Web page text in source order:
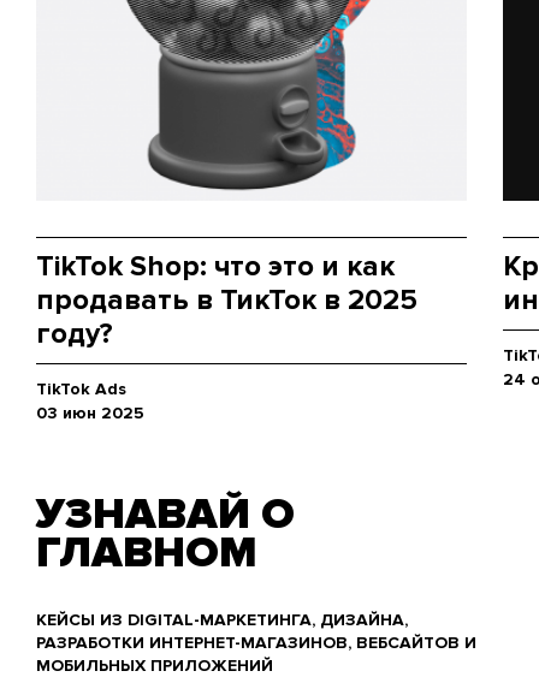
TikTok Shop: что это и как
продавать в ТикТок в 2025
году?
TikTok Ads
03 июн 2025
24
УЗНАВАЙ О
ГЛАВНОМ
КЕЙСЫ ИЗ DIGITAL-МАРКЕТИНГА, ДИЗАЙНА,
РАЗРАБОТКИ ИНТЕРНЕТ-МАГАЗИНОВ, ВЕБСАЙТОВ И
МОБИЛЬНЫХ ПРИЛОЖЕНИЙ